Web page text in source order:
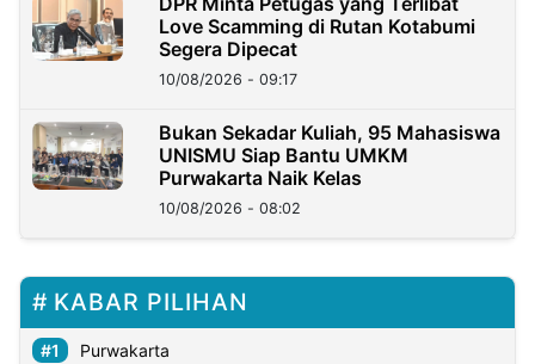
Love Scamming di Rutan Kotabumi
Segera Dipecat
10/08/2026 - 09:17
Bukan Sekadar Kuliah, 95 Mahasiswa
UNISMU Siap Bantu UMKM
Purwakarta Naik Kelas
10/08/2026 - 08:02
KABAR PILIHAN
Purwakarta